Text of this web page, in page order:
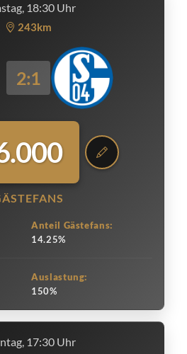
18:30 Uhr
243km
2:1
Anteil Gästefans:
14.25%
Auslastung:
150%
17:30 Uhr